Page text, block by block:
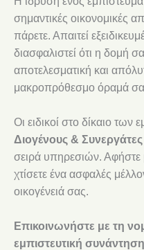
σημαντικές οικονομικές
πάρετε. Απαιτεί
διασφαλιστεί ότι η δομή
αποτελεσματική και
μακροπρόθεσμο όραμά
Οι ειδικοί στο δίκαιο των
Διογένους &
σειρά υπηρεσιών.
χτίσετε ένα ασφαλές
οικογένειά σας.
Επικοινωνήστε με τη
εμπιστευτική